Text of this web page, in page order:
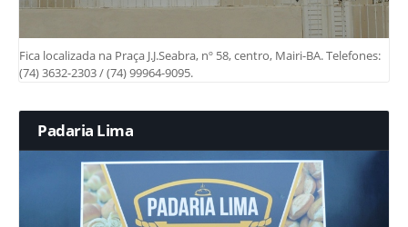
Fica localizada na Praça J.J.Seabra, nº 58, centro, Mairi-BA. Telefones:
(74) 3632-2303 / (74) 99964-9095.
Padaria Lima